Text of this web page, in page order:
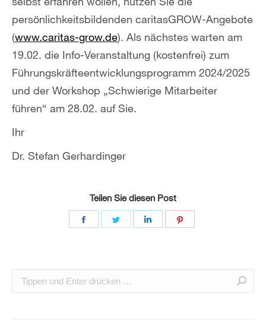
persönlichkeitsbildenden caritasGROW-Angebote
(www.caritas-grow.de). Als nächstes warten am
19.02. die Info-Veranstaltung (kostenfrei) zum
Führungskräfteentwicklungsprogramm 2024/2025
und der Workshop „Schwierige Mitarbeiter
führen“ am 28.02. auf Sie.
Ihr
Dr. Stefan Gerhardinger
Teilen Sie diesen Post